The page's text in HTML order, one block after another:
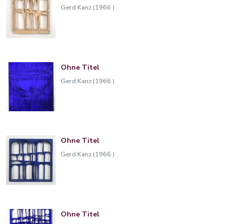
Gerd Kanz (1966 )
Ohne Titel
Gerd Kanz (1966 )
Ohne Titel
Gerd Kanz (1966 )
Ohne Titel